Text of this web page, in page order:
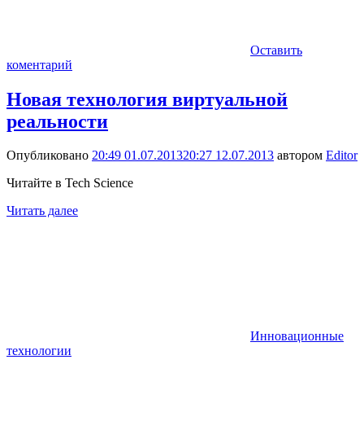
Оставить
коментарий
Новая технология виртуальной
реальности
Опубликовано 20:49 01.07.201320:27 12.07.2013 автором Editor
Читайте в Tech Science
Читать далее
Инновационные
технологии